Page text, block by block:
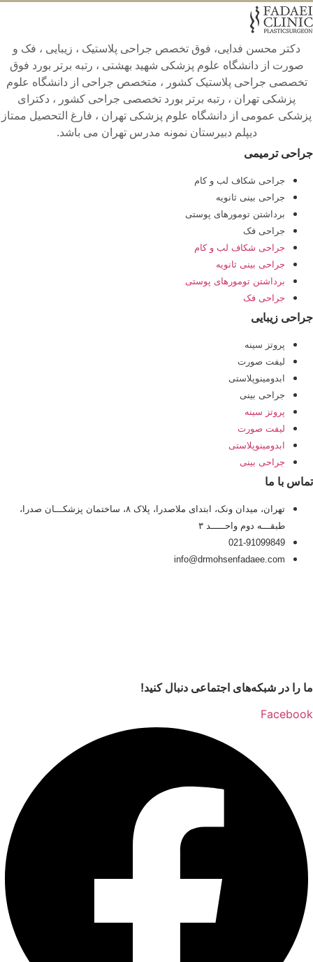
دکتر محسن فدایی، فوق تخصص جراحی پلاستیک ، زیبایی ، فک و
صورت از دانشگاه علوم پزشکی شهید بهشتی ، رتبه برتر بورد فوق
تخصصی جراحی پلاستیک کشور ، متخصص جراحی از دانشگاه علوم
پزشکی تهران ، رتبه برتر بورد تخصصی جراحی کشور ، دکترای
پزشکی عمومی از دانشگاه علوم پزشکی تهران ، فارغ التحصیل ممتاز
دیپلم دبیرستان نمونه مدرس تهران می باشد.
جراحی ترمیمی
جراحی شکاف لب و کام
جراحی بینی ثانویه
برداشتن تومورهای پوستی
جراحی فک
جراحی شکاف لب و کام
جراحی بینی ثانویه
برداشتن تومورهای پوستی
جراحی فک
جراحی زیبایی
پروتز سینه
لیفت صورت
ابدومینوپلاستی
جراحی بینی
پروتز سینه
لیفت صورت
ابدومینوپلاستی
جراحی بینی
تماس با ما
تهران، میدان ونک، ابتدای ملاصدرا، پلاک ۸، ساختمان پزشکـــان صدرا،
طبقـــه دوم واحـــــد ۳
021-91099849
info@drmohsenfadaee.com
ما را در شبکه‌های اجتماعی دنبال کنید!
Facebook